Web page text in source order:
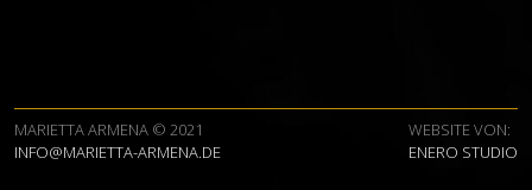
MARIETTA ARMENA © 2021
INFO@MARIETTA-ARMENA.DE
WEBSITE VON:
ENERO STUDIO